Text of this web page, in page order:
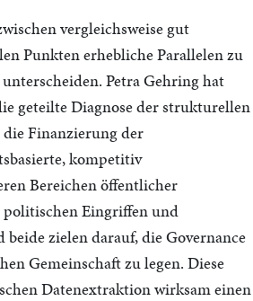
vergleichsweise gut
Punkten erhebliche Parallelen zu
Petra Gehring hat
geteilte Diagnose der strukturellen
Finanzierung der
kompetitiv
Bereichen öffentlicher
politischen Eingriffen und
zielen darauf, die Governance
Gemeinschaft zu legen. Diese
Datenextraktion wirksam einen